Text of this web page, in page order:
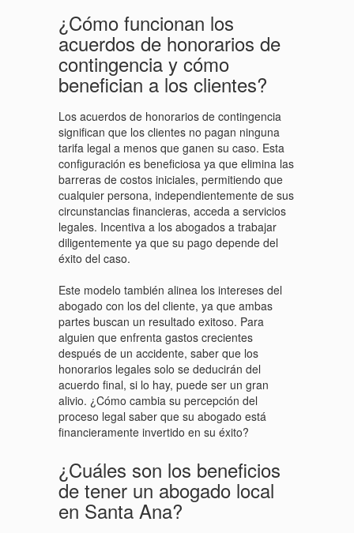
¿Cómo funcionan los
acuerdos de honorarios de
contingencia y cómo
benefician a los clientes?
Los acuerdos de honorarios de contingencia
significan que los clientes no pagan ninguna
tarifa legal a menos que ganen su caso. Esta
configuración es beneficiosa ya que elimina las
barreras de costos iniciales, permitiendo que
cualquier persona, independientemente de sus
circunstancias financieras, acceda a servicios
legales. Incentiva a los abogados a trabajar
diligentemente ya que su pago depende del
éxito del caso.
Este modelo también alinea los intereses del
abogado con los del cliente, ya que ambas
partes buscan un resultado exitoso. Para
alguien que enfrenta gastos crecientes
después de un accidente, saber que los
honorarios legales solo se deducirán del
acuerdo final, si lo hay, puede ser un gran
alivio. ¿Cómo cambia su percepción del
proceso legal saber que su abogado está
financieramente invertido en su éxito?
¿Cuáles son los beneficios
de tener un abogado local
en Santa Ana?